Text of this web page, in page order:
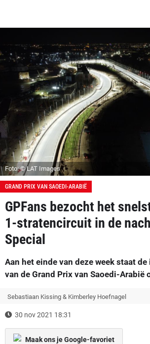
Foto: © LAT Images
GRAND PRIX VAN SAOEDI-ARABIË
GPFans bezocht het
1-stratencircuit in de
Special
Aan het einde van deze week staat
van de Grand Prix van Saoedi-Arabië
Sebastiaan Kissing & Kimberley Hoefnagel
30 nov 2021 18:31
Maak ons je Google-favoriet